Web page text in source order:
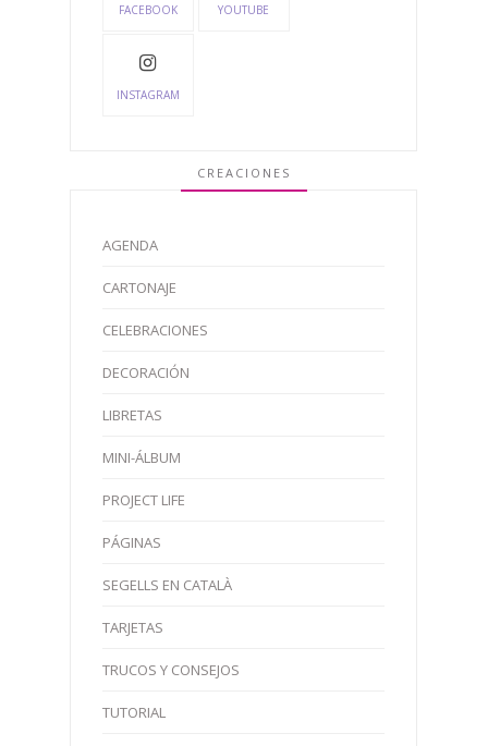
FACEBOOK YOUTUBE
INSTAGRAM
CREACIONES
AGENDA
CARTONAJE
CELEBRACIONES
DECORACIÓN
LIBRETAS
MINI-ÁLBUM
PROJECT LIFE
PÁGINAS
SEGELLS EN CATALÀ
TARJETAS
TRUCOS Y CONSEJOS
TUTORIAL